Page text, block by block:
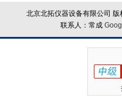
北京北拓仪器设备有限公司
联系人：常成